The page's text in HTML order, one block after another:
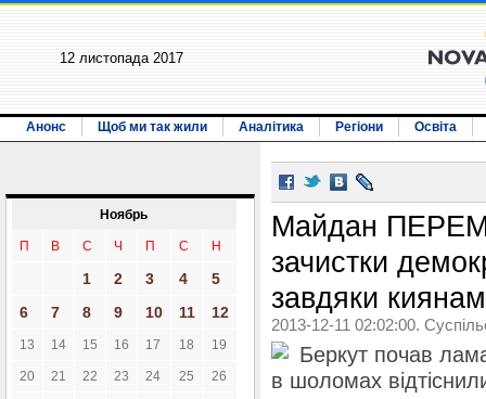
12 листопада 2017
Анонс Щоб ми так жили Аналітика Регіони Освіта
Ноябрь
П В С Ч П С Н
1 2 3 4
5
6
7 8 9 10 11 12
13 14 15 16 17 18 19
20 21 22 23 24 25 26
Майдан
зачистки
завдяки
2013-12-11 02:02:00.
Беркут почав
в шоломах відтіснили